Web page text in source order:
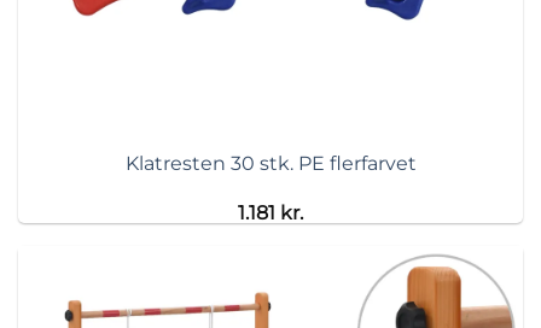
Klatresten 30 stk. PE flerfarvet
1.181 kr.